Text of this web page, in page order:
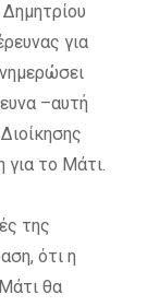
για
–αυτή
για το Μάτι.
της
ότι η
θα